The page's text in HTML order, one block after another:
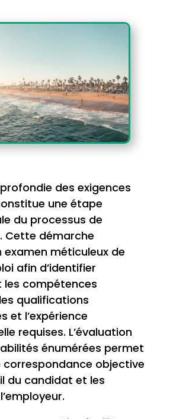
des exigences
une étape
du processus de
Cette démarche
examen méticuleux de
afin d’identifier
les compétences
qualifications
et l’expérience
requises. L’évaluation
énumérées permet
correspondance objective
du candidat et les